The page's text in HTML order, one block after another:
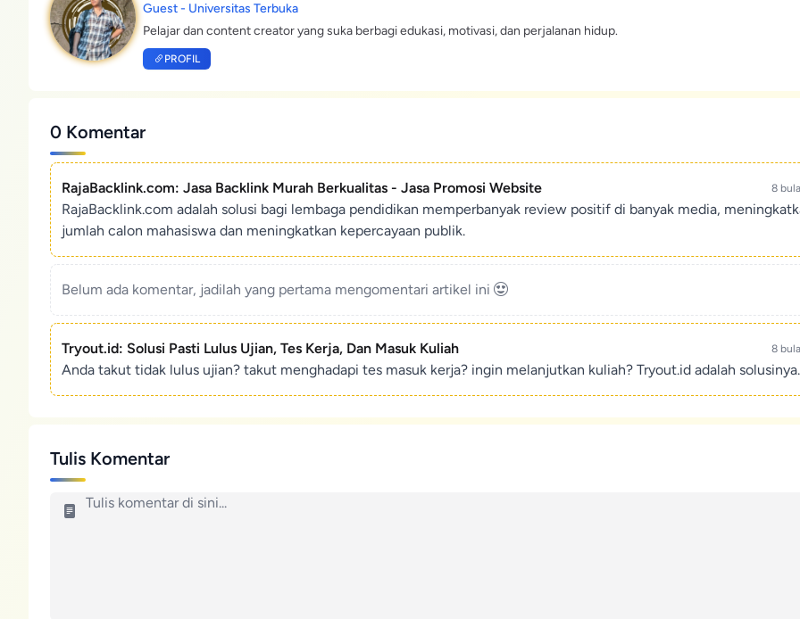
Guest - Universitas Terbuka
Pelajar dan content creator yang suka berbagi edukasi, motivasi, dan perjalanan hidup.
PROFIL
0 Komentar
RajaBacklink.com: Jasa Backlink Murah Berkualitas - Jasa Promosi Website 8
RajaBacklink.com adalah solusi bagi lembaga pendidikan memperbanyak review positif di banyak media,
jumlah calon mahasiswa dan meningkatkan kepercayaan publik.
Belum ada komentar, jadilah yang pertama mengomentari artikel ini
Tryout.id: Solusi Pasti Lulus Ujian, Tes Kerja, Dan Masuk Kuliah 8
Anda takut tidak lulus ujian? takut menghadapi tes masuk kerja? ingin melanjutkan kuliah? Tryout.id adalah solusinya.
Tulis Komentar